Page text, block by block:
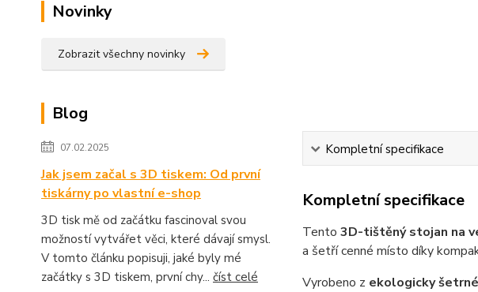
Novinky
Zobrazit všechny novinky
Blog
07.02.2025
Jak jsem začal s 3D tiskem: Od první
tiskárny po vlastní e-shop
3D tisk mě od začátku fascinoval svou
možností vytvářet věci, které dávají smysl.
V tomto článku popisuji, jaké byly mé
začátky s 3D tiskem, první chy... číst celé
Kompletní specifikace
Kompletní specifikace
Tento 3D-tištěný stojan na
a šetří cenné místo díky
Vyrobeno z ekologicky